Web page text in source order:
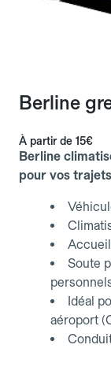
Berline
À partir de 15€
Berline
pour vos
Soute
Idéal
aéroport